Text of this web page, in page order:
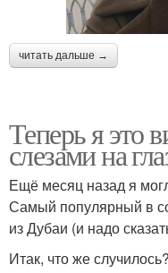
читать дальше →
Теперь я это
слезами на
Ещё месяц назад я
Самый популярный в
из Дубаи (и надо
Итак, что же